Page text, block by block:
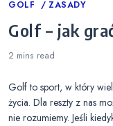
Categories
GOLF ZASADY
Golf – jak
2 mins read
Golf to sport, w który
życia. Dla reszty z nas
nie rozumiemy. Jeśli